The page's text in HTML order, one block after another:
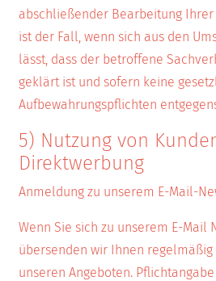
abschließender Bearbeitung Ihrer
ist der Fall, wenn sich aus den
lässt, dass der betroffene
geklärt ist und sofern keine
Aufbewahrungspflichten
5) Nutzung von
Direktwerbung
Anmeldung zu unserem E-Mail-
Wenn Sie sich zu unserem E-Mail
übersenden wir Ihnen
unseren Angeboten.